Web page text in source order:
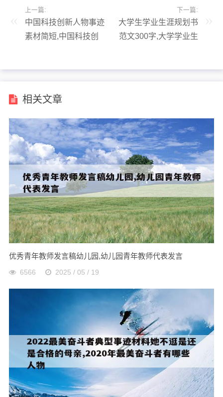
上一篇:
中国科技创新人物事迹
素材简短,中国科技创
下一篇:
大学生学业生涯规划书
范文300字,大学学业生
相关文章
优秀青年教师发言稿幼儿园,幼儿园青年教师代表发言
6566 2025 / 05 / 19